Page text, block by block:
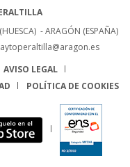
- ARAGÓN (ESPAÑA)
aytoperaltilla@aragon.es
AVISO LEGAL
POLÍTICA DE COOKIES